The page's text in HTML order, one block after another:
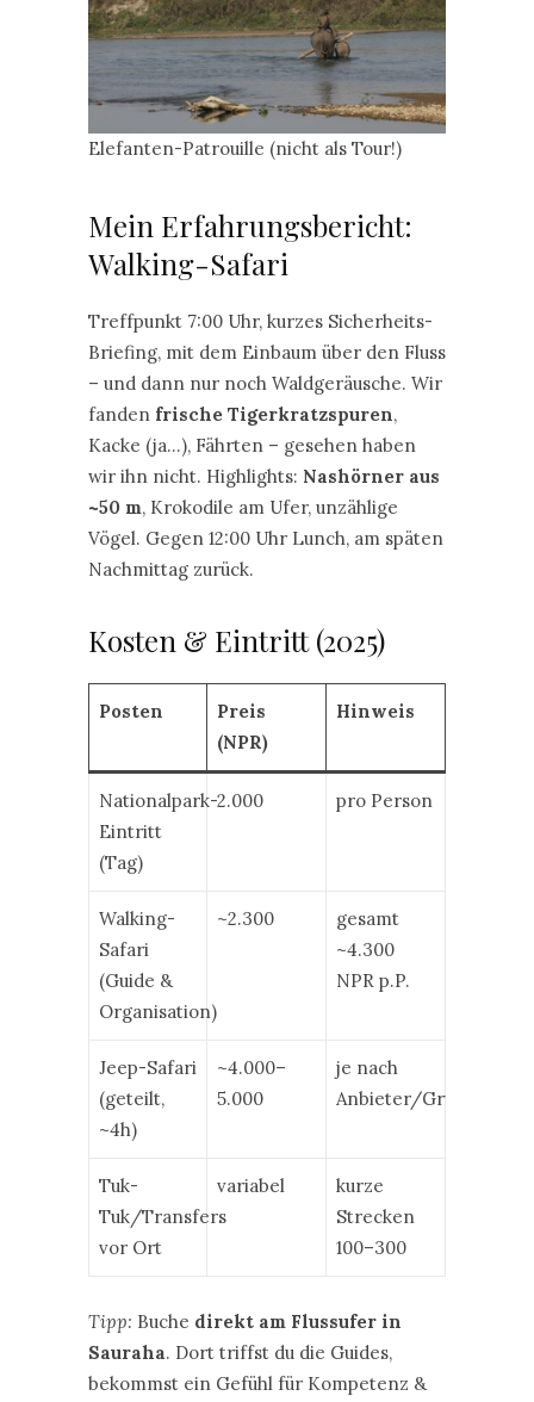
Elefanten-Patrouille (nicht als Tour!)
Mein Erfahrungsbericht:
Walking-Safari
Treffpunkt 7:00 Uhr, kurzes Sicherheits-
Briefing, mit dem Einbaum über den Fluss
– und dann nur noch Waldgeräusche. Wir
fanden frische Tigerkratzspuren,
Kacke (ja…), Fährten – gesehen haben
wir ihn nicht. Highlights: Nashörner aus
~50 m, Krokodile am Ufer, unzählige
Vögel. Gegen 12:00 Uhr Lunch, am späten
Nachmittag zurück.
Kosten & Eintritt (2025)
Posten
Preis
(NPR)
Hinweis
Nationalpark-
Eintritt
(Tag)
2.000 pro Person
Walking-
Safari
(Guide &
Organisation)
~2.300
gesamt
~4.300
NPR p.P.
Jeep-Safari
(geteilt,
~4h)
~4.000–
5.000
je nach
Anbieter/Gruppe
Tuk-
Tuk/Transfers
vor Ort
variabel
kurze
Strecken
100–300
Tipp: Buche direkt am Flussufer in
Sauraha. Dort triffst du die Guides,
bekommst ein Gefühl für Kompetenz &